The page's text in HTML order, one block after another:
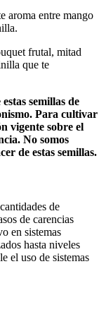
aroma entre mango
frutal, mitad
que te
semillas de
Para cultivar
vigente sobre el
No somos
de estas semillas.
de
de carencias
en sistemas
hasta niveles
el uso de sistemas